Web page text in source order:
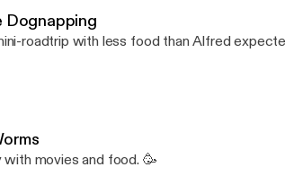
Dognapping
roadtrip with less food than Alfred
with movies and food. 🥳